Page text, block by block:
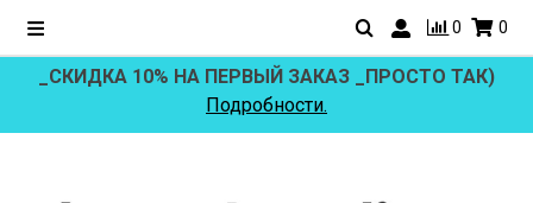
0 0
_СКИДКА 10% НА ПЕРВЫЙ ЗАКАЗ _ПРОСТО ТАК)
Подробности.